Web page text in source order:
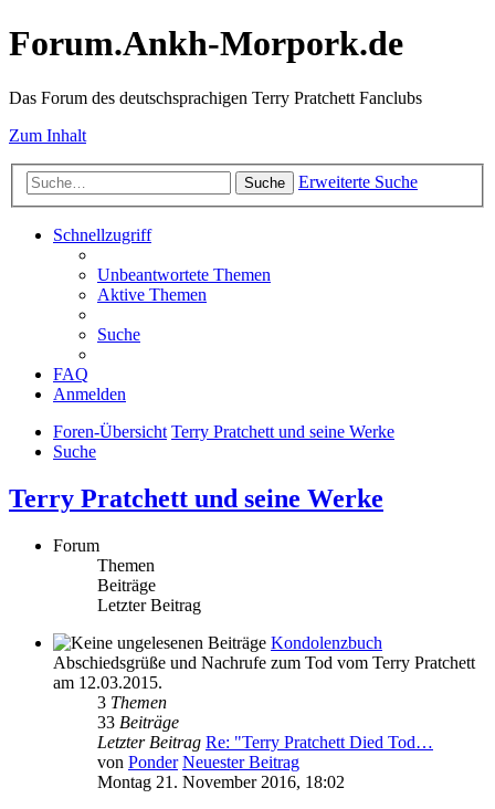
Forum.Ankh-Morpork.de
Das Forum des deutschsprachigen Terry Pratchett Fanclubs
Zum Inhalt
Suche Erweiterte Suche
Schnellzugriff
Unbeantwortete Themen
Aktive Themen
Suche
FAQ
Anmelden
Foren-Übersicht Terry Pratchett und seine Werke
Suche
Terry Pratchett und seine Werke
Forum
Themen
Beiträge
Letzter Beitrag
Kondolenzbuch
Abschiedsgrüße und Nachrufe zum Tod vom Terry Pratchett
am 12.03.2015.
3 Themen
33 Beiträge
Letzter Beitrag Re: "Terry Pratchett Died Tod…
von Ponder Neuester Beitrag
Montag 21. November 2016, 18:02